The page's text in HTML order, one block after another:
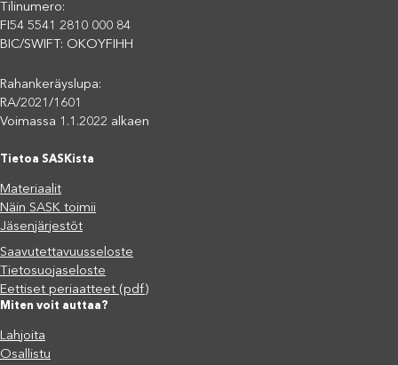
Tilinumero:
FI54 5541 2810 000 84
BIC/SWIFT: OKOYFIHH
Rahankeräyslupa:
RA/2021/1601
Voimassa 1.1.2022 alkaen
Tietoa SASKista
Materiaalit
Näin SASK toimii
Jäsenjärjestöt
Saavutettavuusseloste
Tietosuojaseloste
Eettiset periaatteet (pdf)
Miten voit auttaa?
Lahjoita
Osallistu